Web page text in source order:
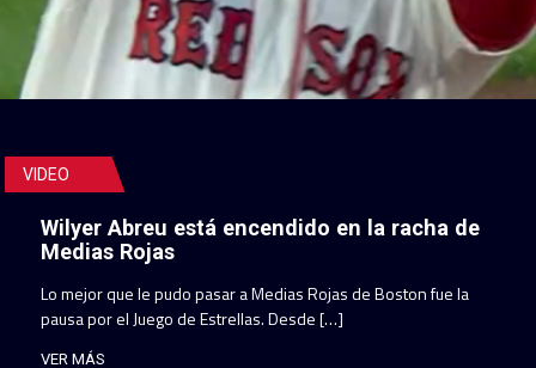
VIDEO
Wilyer Abreu está encendido en la racha de
Medias Rojas
Lo mejor que le pudo pasar a Medias Rojas de Boston fue la
pausa por el Juego de Estrellas. Desde […]
VER MÁS